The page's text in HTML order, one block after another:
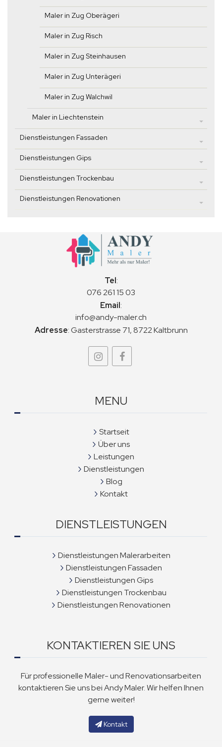
Maler in Zug Oberägeri
Maler in Zug Risch
Maler in Zug Steinhausen
Maler in Zug Unterägeri
Maler in Zug Walchwil
Maler in Liechtenstein
Dienstleistungen Fassaden
Dienstleistungen Gips
Dienstleistungen Trockenbau
Dienstleistungen Renovationen
Tel:
076 261 15 03
Email:
info@andy-maler.ch
Adresse:Gasterstrasse 71, 8722 Kaltbrunn
MENU
Startseit
Über uns
Leistungen
Dienstleistungen
Blog
Kontakt
DIENSTLEISTUNGEN
Dienstleistungen Malerarbeiten
Dienstleistungen Fassaden
Dienstleistungen Gips
Dienstleistungen Trockenbau
Dienstleistungen Renovationen
KONTAKTIEREN SIE UNS
Für professionelle Maler- und Renovationsarbeiten
kontaktieren Sie uns bei Andy Maler. Wir helfen Ihnen
gerne weiter!
Kontakt